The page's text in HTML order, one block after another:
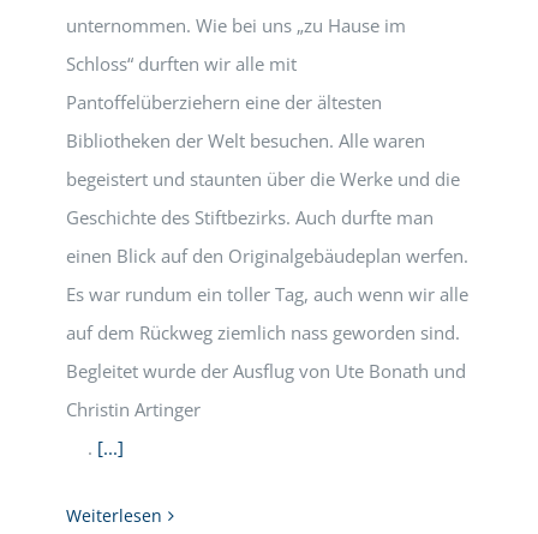
unternommen. Wie bei uns „zu Hause im
Schloss“ durften wir alle mit
Pantoffelüberziehern eine der ältesten
Bibliotheken der Welt besuchen. Alle waren
begeistert und staunten über die Werke und die
Geschichte des Stiftbezirks. Auch durfte man
einen Blick auf den Originalgebäudeplan werfen.
Es war rundum ein toller Tag, auch wenn wir alle
auf dem Rückweg ziemlich nass geworden sind.
Begleitet wurde der Ausflug von Ute Bonath und
Christin Artinger
. [...]
Weiterlesen